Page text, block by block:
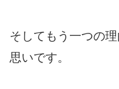
そしてもう一つの
思いです。